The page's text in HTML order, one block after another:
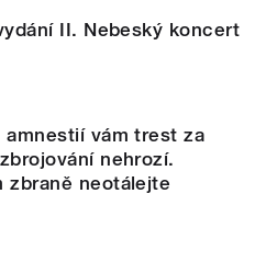
II. Nebeský koncert
amnestií vám trest za
nehrozí.
zbraně neotálejte